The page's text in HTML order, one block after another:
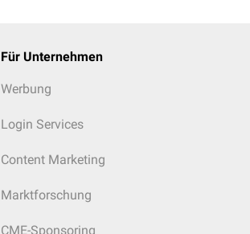
Für Unternehmen
Werbung
Login Services
Content Marketing
Marktforschung
CME-Sponsoring